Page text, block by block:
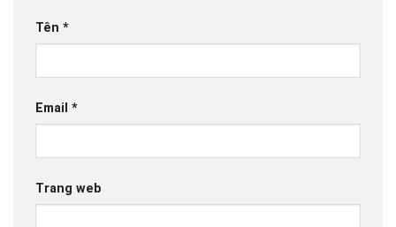
Tên *
Email *
Trang web